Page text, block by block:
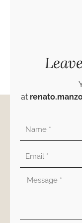
at
Nombre
Correo
Mensaje